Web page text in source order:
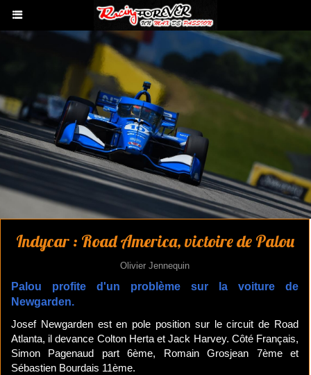
Indycar : Road America, victoire de Palou
Olivier Jennequin
Palou profite d'un problème sur la voiture de
Newgarden.
Josef Newgarden est en pole position sur le circuit de Road
Atlanta, il devance Colton Herta et Jack Harvey. Côté Français,
Simon Pagenaud part 6ème, Romain Grosjean 7ème et
Sébastien Bourdais 11ème.